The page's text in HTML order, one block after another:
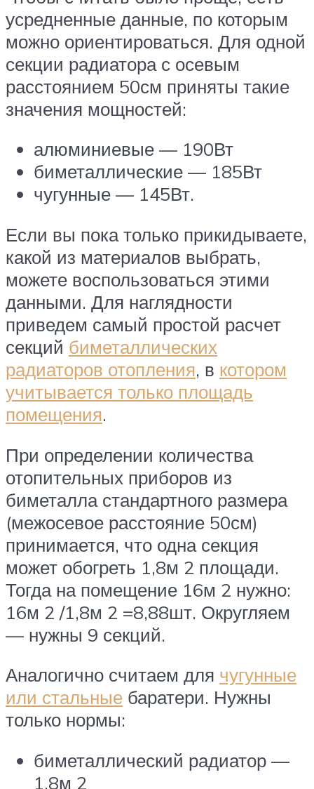
усредненные данные, по которым
можно ориентироваться. Для одной
секции радиатора с осевым
расстоянием 50см приняты такие
значения мощностей:
алюминиевые — 190Вт
биметаллические — 185Вт
чугунные — 145Вт.
Если вы пока только прикидываете,
какой из материалов выбрать,
можете воспользоваться этими
данными. Для наглядности
приведем самый простой расчет
секций биметаллических
радиаторов отопления, в котором
учитывается только площадь
помещения.
При определении количества
отопительных приборов из
биметалла стандартного размера
(межосевое расстояние 50см)
принимается, что одна секция
может обогреть 1,8м 2 площади.
Тогда на помещение 16м 2 нужно:
16м 2 /1,8м 2 =8,88шт. Округляем
— нужны 9 секций.
Аналогично считаем для чугунные
или стальные баратери. Нужны
только нормы:
биметаллический радиатор —
1,8м 2